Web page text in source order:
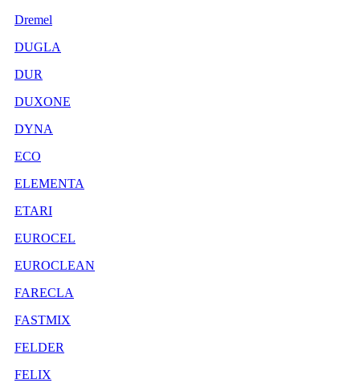
Dremel
DUGLA
DUR
DUXONE
DYNA
ECO
ELEMENTA
ETARI
EUROCEL
EUROCLEAN
FARECLA
FASTMIX
FELDER
FELIX